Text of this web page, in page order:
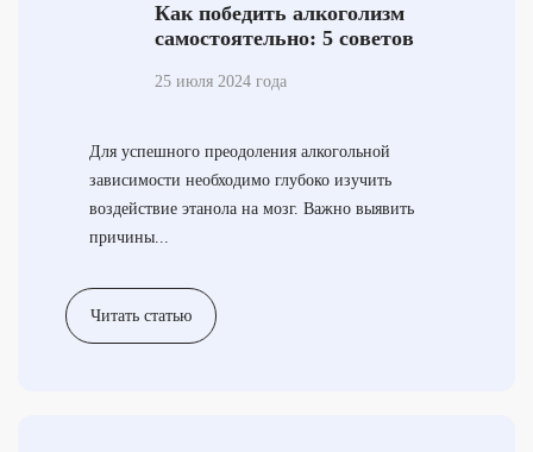
Как победить алкоголизм
самостоятельно: 5 советов
25 июля 2024 года
Для успешного преодоления алкогольной
зависимости необходимо глубоко изучить
воздействие этанола на мозг. Важно выявить
причины...
Читать статью